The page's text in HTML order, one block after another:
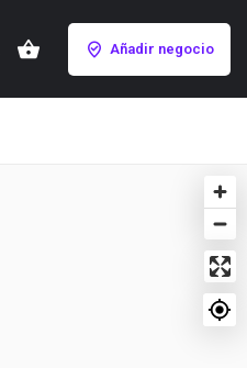
Añadir negocio